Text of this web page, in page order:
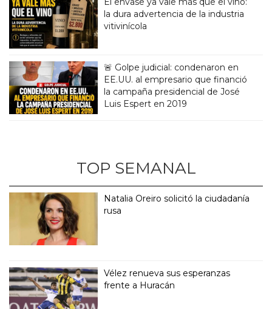
la dura advertencia de la industria
vitivinícola
🚨 Golpe judicial: condenaron en
EE.UU. al empresario que financió
la campaña presidencial de José
Luis Espert en 2019
TOP SEMANAL
Natalia Oreiro solicitó la ciudadanía
rusa
Vélez renueva sus esperanzas
frente a Huracán